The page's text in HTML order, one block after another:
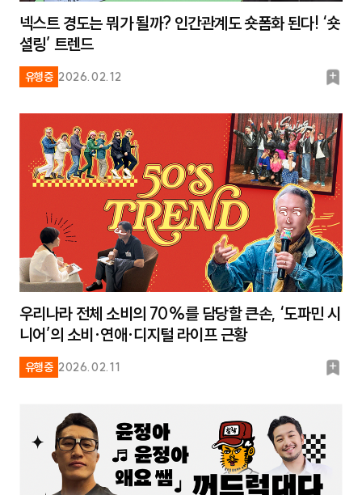
넥스트 경도는 뭐가 될까? 인간관계도 숏폼화 된다! ‘숏
셜링’ 트렌드
유행중 2026.02.12
북
크
우리나라 전체 소비의 70%를 담당할 큰손, ‘도파민 시
니어’의 소비·연애·디지털 라이프 근황
유행중 2026.02.11
북